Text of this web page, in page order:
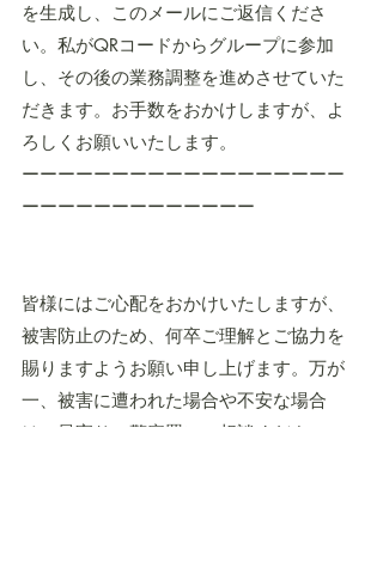
を生成し、このメールにご返信くださ
い。私がQRコードからグループに参加
し、その後の業務調整を進めさせていた
だきます。お手数をおかけしますが、よ
ろしくお願いいたします。
ーーーーーーーーーーーーーーーーーー
ーーーーーーーーーーーーー
皆様にはご心配をおかけいたしますが、
被害防止のため、何卒ご理解とご協力を
賜りますようお願い申し上げます。万が
一、被害に遭われた場合や不安な場合
は、最寄りの警察署にご相談ください。